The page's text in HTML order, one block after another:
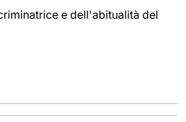
e dell'abitualità del